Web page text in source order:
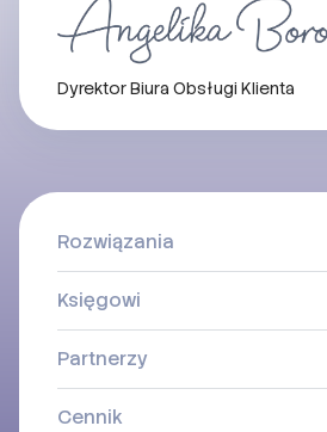
Dyrektor Biura Obsługi Klienta
Rozwiązania
Księgowi
Partnerzy
Cennik